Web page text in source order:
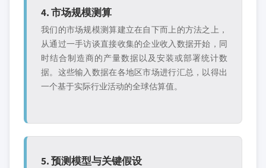
4. 市场规模测算
我们的市场规模测算建立在自下而上的方法之上，
从通过一手访谈直接收集的企业收入数据开始，同
时结合制造商的产量数据以及安装或部署统计数
据。这些输入数据在各地区市场进行汇总，以得出
一个基于实际行业活动的全球估算值。
5. 预测模型与关键假设